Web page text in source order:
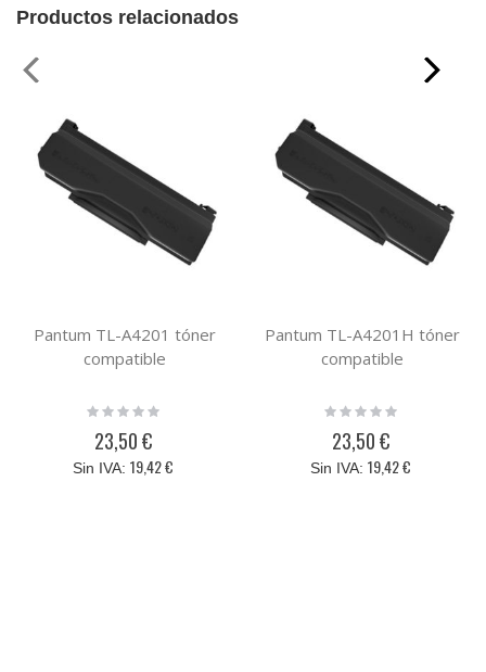
Productos relacionados
Pantum TL-A4201 tóner
compatible
Rating:
23,50 €
19,42 €
Pantum TL-A4201H tóner
compatible
Rating:
23,50 €
19,42 €